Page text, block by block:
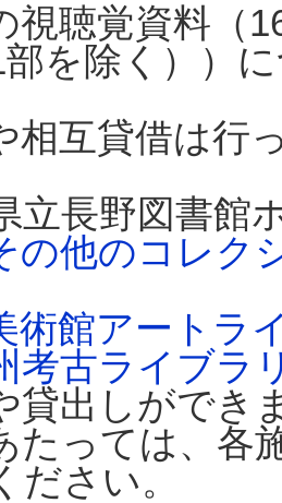
視聴覚資料（
を除く））
相互貸借は行
立長野図書館
の他のコレク
術館アートラ
考古ライブラ
貸出しができ
たっては、各
ださい。